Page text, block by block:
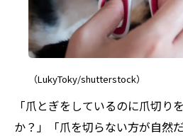
（LukyToky/shutterstock）
「爪とぎをしているのに爪切り
か？」「爪を切らない方が自然